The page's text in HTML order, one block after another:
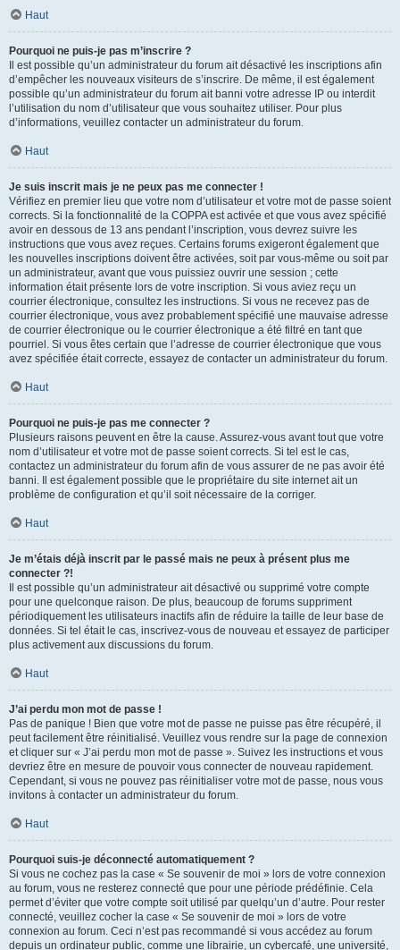
Haut
Pourquoi ne puis-je pas m’inscrire ?
Il est possible qu’un administrateur du forum ait désactivé les inscriptions afin
d’empêcher les nouveaux visiteurs de s’inscrire. De même, il est également
possible qu’un administrateur du forum ait banni votre adresse IP ou interdit
l’utilisation du nom d’utilisateur que vous souhaitez utiliser. Pour plus
d’informations, veuillez contacter un administrateur du forum.
Haut
Je suis inscrit mais je ne peux pas me connecter !
Vérifiez en premier lieu que votre nom d’utilisateur et votre mot de passe soient
corrects. Si la fonctionnalité de la COPPA est activée et que vous avez spécifié
avoir en dessous de 13 ans pendant l’inscription, vous devrez suivre les
instructions que vous avez reçues. Certains forums exigeront également que
les nouvelles inscriptions doivent être activées, soit par vous-même ou soit par
un administrateur, avant que vous puissiez ouvrir une session ; cette
information était présente lors de votre inscription. Si vous aviez reçu un
courrier électronique, consultez les instructions. Si vous ne recevez pas de
courrier électronique, vous avez probablement spécifié une mauvaise adresse
de courrier électronique ou le courrier électronique a été filtré en tant que
pourriel. Si vous êtes certain que l’adresse de courrier électronique que vous
avez spécifiée était correcte, essayez de contacter un administrateur du forum.
Haut
Pourquoi ne puis-je pas me connecter ?
Plusieurs raisons peuvent en être la cause. Assurez-vous avant tout que votre
nom d’utilisateur et votre mot de passe soient corrects. Si tel est le cas,
contactez un administrateur du forum afin de vous assurer de ne pas avoir été
banni. Il est également possible que le propriétaire du site internet ait un
problème de configuration et qu’il soit nécessaire de la corriger.
Haut
Je m’étais déjà inscrit par le passé mais ne peux à présent plus me
connecter ?!
Il est possible qu’un administrateur ait désactivé ou supprimé votre compte
pour une quelconque raison. De plus, beaucoup de forums suppriment
périodiquement les utilisateurs inactifs afin de réduire la taille de leur base de
données. Si tel était le cas, inscrivez-vous de nouveau et essayez de participer
plus activement aux discussions du forum.
Haut
J’ai perdu mon mot de passe !
Pas de panique ! Bien que votre mot de passe ne puisse pas être récupéré, il
peut facilement être réinitialisé. Veuillez vous rendre sur la page de connexion
et cliquer sur « J’ai perdu mon mot de passe ». Suivez les instructions et vous
devriez être en mesure de pouvoir vous connecter de nouveau rapidement.
Cependant, si vous ne pouvez pas réinitialiser votre mot de passe, nous vous
invitons à contacter un administrateur du forum.
Haut
Pourquoi suis-je déconnecté automatiquement ?
Si vous ne cochez pas la case « Se souvenir de moi » lors de votre connexion
au forum, vous ne resterez connecté que pour une période prédéfinie. Cela
permet d’éviter que votre compte soit utilisé par quelqu’un d’autre. Pour rester
connecté, veuillez cocher la case « Se souvenir de moi » lors de votre
connexion au forum. Ceci n’est pas recommandé si vous accédez au forum
depuis un ordinateur public, comme une librairie, un cybercafé, une université,